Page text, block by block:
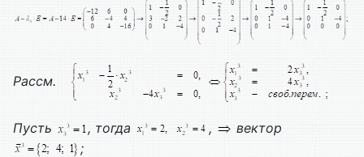
Рассм.
Пусть , тогда ,
вектор
;